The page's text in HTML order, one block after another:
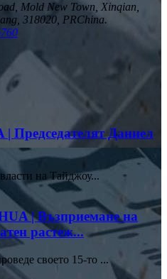
Mold New Town, Xinqian,
318020, PRChina.
Даниел
на Тайджоу...
| Възприемане на
растеж...
своето 15-то ...